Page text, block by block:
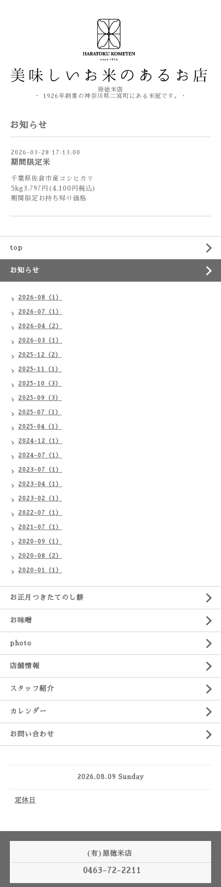
原徳米店
・ 1926年創業の神奈川県二宮町にある米屋です。・
お知らせ
2026-03-28 17:13:00
期間限定米
千葉県佐倉市産コシヒカリ
5kg3,797円(4,100円税込)
期間限定お持ち帰り価格
top
お知らせ
2026-08（1）
2026-07（1）
2026-04（2）
2026-03（1）
2025-12（2）
2025-11（1）
2025-10（3）
2025-09（3）
2025-07（1）
2025-04（1）
2024-12（1）
2024-07（1）
2023-07（1）
2023-04（1）
2023-02（1）
2022-07（1）
2021-07（1）
2020-09（1）
2020-08（2）
2020-01（1）
お正月つきたてのし餅
お味噌
photo
店舗情報
スタッフ紹介
カレンダー
お問い合わせ
2026.08.09 Sunday
定休日
(有)原徳米店
0463-72-2211